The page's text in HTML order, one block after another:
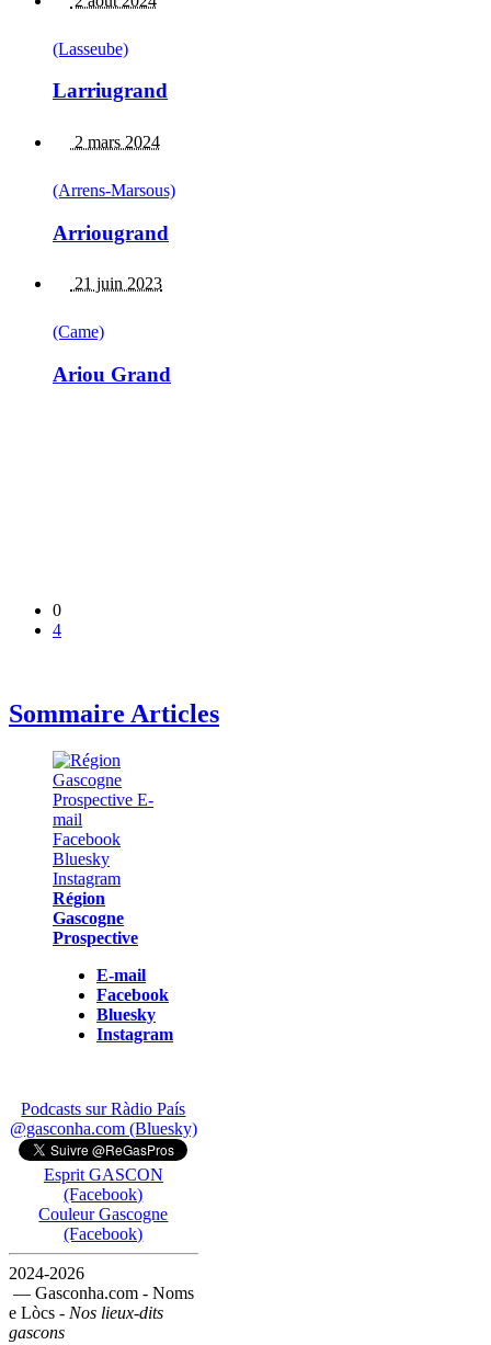
(Lasseube)
Larriugrand
2 mars 2024
(Arrens-Marsous)
Arriougrand
21 juin 2023
(Came)
Ariou Grand
0
4
Sommaire Articles
Région
Gascogne
Prospective
E-mail
Facebook
Bluesky
Instagram
Podcasts sur Ràdio País
@gasconha.com (Bluesky)
Esprit GASCON
(Facebook)
Couleur Gascogne
(Facebook)
2024-2026
— Gasconha.com - Noms
e Lòcs - Nos lieux-dits
gascons